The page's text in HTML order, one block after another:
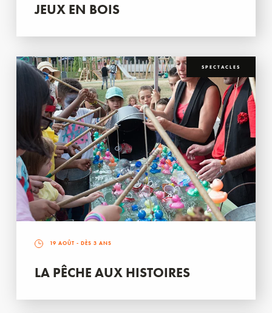
JEUX EN BOIS
SPECTACLES
19 AOÛT - DÈS 3 ANS
LA PÊCHE AUX HISTOIRES